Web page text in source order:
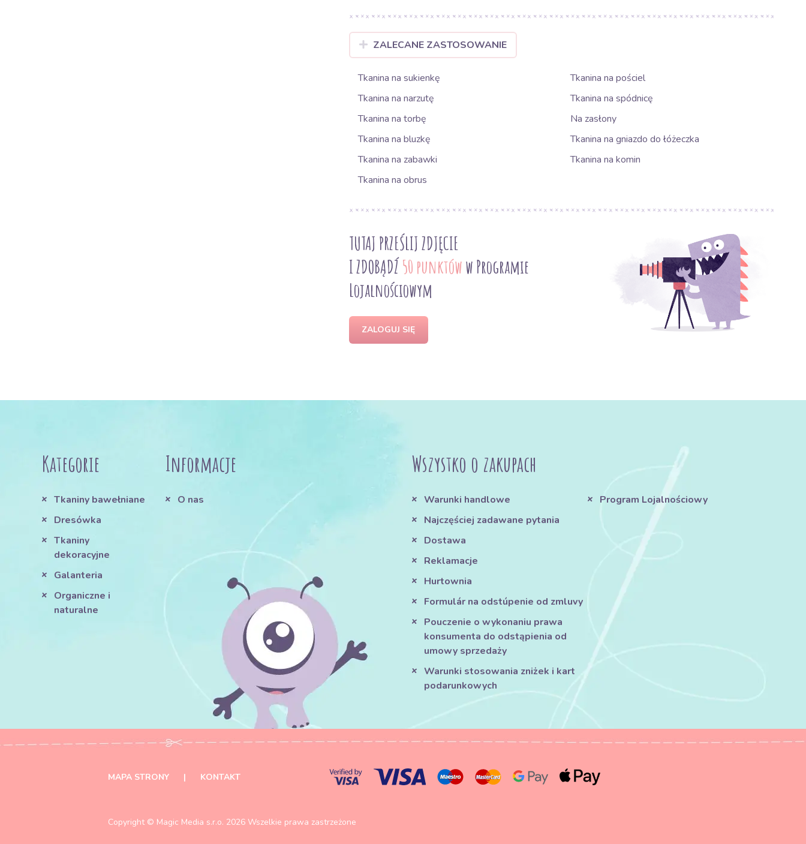
ZALECANE ZASTOSOWANIE
Tkanina na sukienkę
Tkanina na pościel
Tkanina na narzutę
Tkanina na spódnicę
Tkanina na torbę
Na zasłony
Tkanina na bluzkę
Tkanina na gniazdo do łóżeczka
Tkanina na zabawki
Tkanina na komin
Tkanina na obrus
TUTAJ PRZEŚLIJ ZDJĘCIE
I ZDOBĄDŹ 50 punktóww Programie
Lojalnościowym
ZALOGUJ SIĘ
Kategorie
Tkaniny bawełniane
Dresówka
Tkaniny
dekoracyjne
Galanteria
Organiczne i
naturalne
Informacje
O nas
Wszystko o zakupach
Warunki handlowe
Najczęściej zadawane pytania
Dostawa
Reklamacje
Hurtownia
Formulár na odstúpenie od zmluvy
Pouczenie o wykonaniu prawa
konsumenta do odstąpienia od
umowy sprzedaży
Warunki stosowania zniżek i kart
podarunkowych
Program Lojalnościowy
MAPA STRONY | KONTAKT
Copyright © Magic Media s.r.o. 2026 Wszelkie prawa zastrzeżone